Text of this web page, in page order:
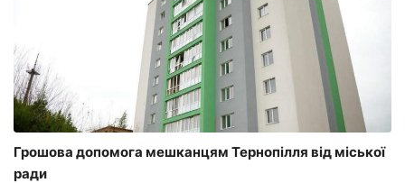
Грошова допомога мешканцям Тернопілля від міської
ради